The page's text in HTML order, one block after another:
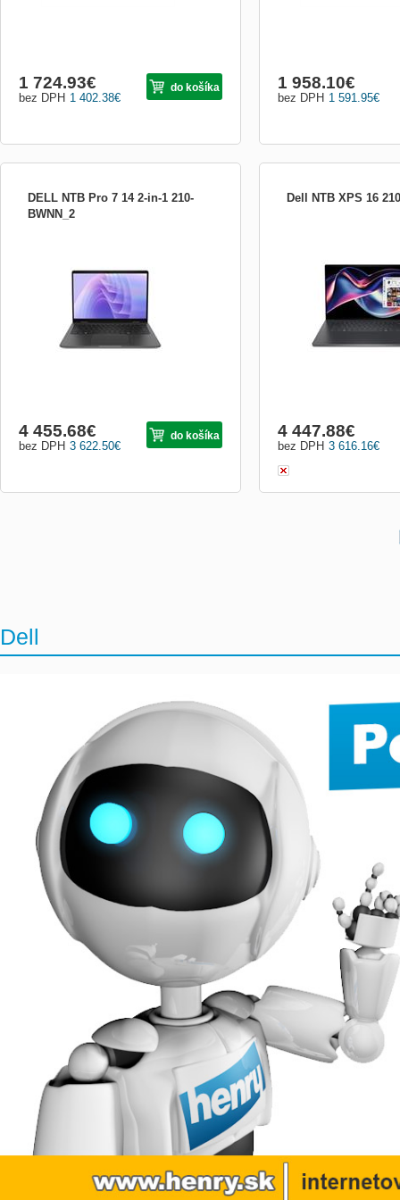
1 402.38€
bez DPH
1 724.93€ do košíka
1 591.95€
bez DPH
1 958.10€
DELL NTB Pro 7 14 2-in-1 210-
BWNN_2
Rozlíšenie:2560x1600; Formát
obrazovky:16:10; Typ disku:SSD;
Výbava:Dotykový displej, Podsvietená
klávesnica; Hmotnosť notebooku:1.5 - 2.0
kg; Lokalizácia klávesnic
3 622.50€
bez DPH
4 455.68€ do košíka
Dell NTB XPS 16
up to 4.8 GHz) Intel(R)
64GB LPDDR5x Dual
MT/s 1 TB, M.2, PCIe
16.0&quot;, Touch, 3.2K,
OLED, 400 nits Graphite
3 616.16€
bez DPH
4 447.88€
Dell